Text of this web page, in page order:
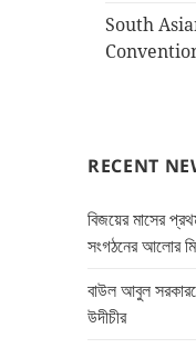
South
RECENT
বিজয়ের মাসের
সংগঠনের আলোর
বাউল আবুল
উদীচীর